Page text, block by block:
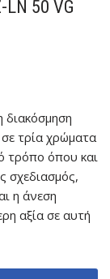
LN 50 VG
διακόσμηση
τρία χρώματα
τρόπο όπου και
σχεδιασμός,
η άνεση
αξία σε αυτή